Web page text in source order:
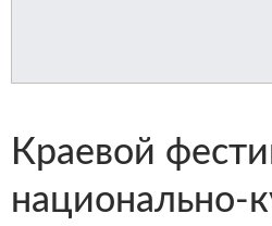
Краевой
национально-